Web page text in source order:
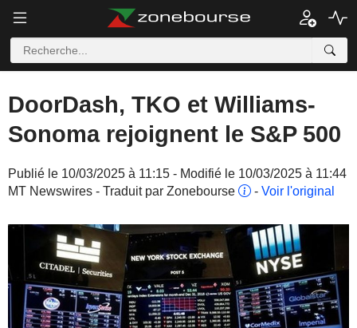
DoorDash, TKO et Williams-
Sonoma rejoignent le S&P 500
Publié le 10/03/2025 à 11:15 - Modifié le 10/03/2025 à 11:44
MT Newswires - Traduit par Zonebourse
- Voir l'original